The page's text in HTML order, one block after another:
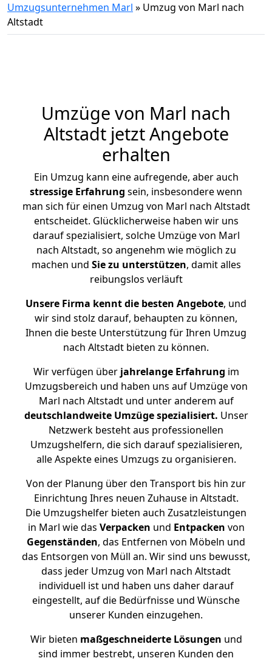
Umzugsunternehmen Marl » Umzug von Marl nach
Altstadt
Umzüge von Marl nach
Altstadt jetzt Angebote
erhalten
Ein Umzug kann eine aufregende, aber auch
stressige Erfahrung sein, insbesondere wenn
man sich für einen Umzug von Marl nach Altstadt
entscheidet. Glücklicherweise haben wir uns
darauf spezialisiert, solche Umzüge von Marl
nach Altstadt, so angenehm wie möglich zu
machen und Sie zu unterstützen, damit alles
reibungslos verläuft
Unsere Firma kennt die besten Angebote, und
wir sind stolz darauf, behaupten zu können,
Ihnen die beste Unterstützung für Ihren Umzug
nach Altstadt bieten zu können.
Wir verfügen überjahrelange Erfahrung im
Umzugsbereich und haben uns auf Umzüge von
Marl nach Altstadt und unter anderem auf
deutschlandweite Umzüge spezialisiert. Unser
Netzwerk besteht aus professionellen
Umzugshelfern, die sich darauf spezialisieren,
alle Aspekte eines Umzugs zu organisieren.
Von der Planung über den Transport bis hin zur
Einrichtung Ihres neuen Zuhause in Altstadt.
Die Umzugshelfer bieten auch Zusatzleistungen
in Marl wie das Verpacken und Entpacken von
Gegenständen, das Entfernen von Möbeln und
das Entsorgen von Müll an. Wir sind uns bewusst,
dass jeder Umzug von Marl nach Altstadt
individuell ist und haben uns daher darauf
eingestellt, auf die Bedürfnisse und Wünsche
unserer Kunden einzugehen.
Wir bieten maßgeschneiderte Lösungen und
sind immer bestrebt, unseren Kunden den